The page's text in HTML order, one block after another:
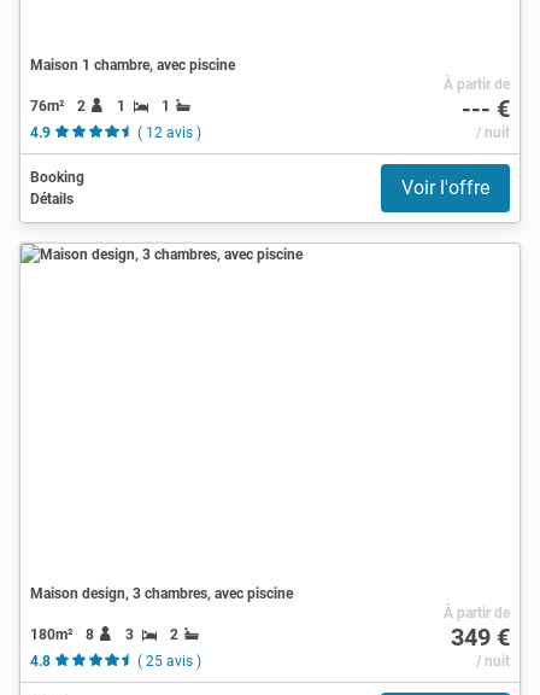
Maison 1 chambre, avec piscine
76m² 2 1
1
4.9
( 12 avis )
À partir de
--- €
/ nuit
Booking
Détails
Voir l'offre
Maison design, 3 chambres, avec piscine
180m² 8 3
2
4.8
( 25 avis )
À partir de
349 €
/ nuit